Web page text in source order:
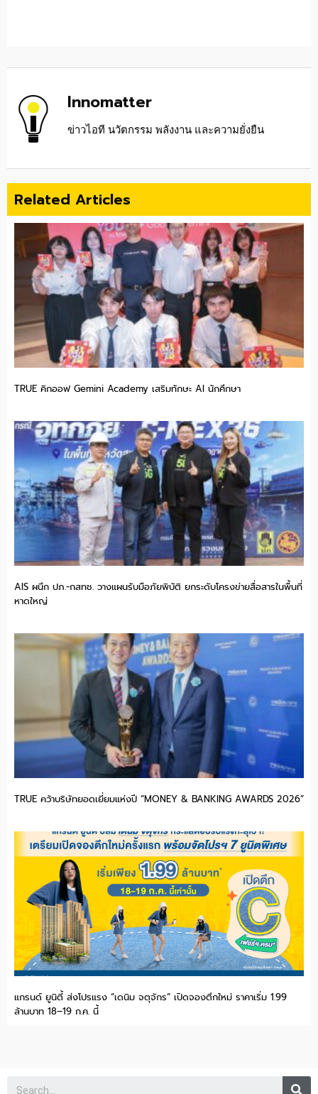
Innomatter
ข่าวไอที นวัตกรรม พลังงาน และความยั่งยืน
Related Articles
TRUE คิกออฟ Gemini Academy เสริมทักษะ AI นักศึกษา
AIS ผนึก ปภ.-กสทช. วางแผนรับมือภัยพิบัติ ยกระดับโครงข่ายสื่อสารในพื้นที่
หาดใหญ่
TRUE คว้าบริษัทยอดเยี่ยมแห่งปี “MONEY & BANKING AWARDS 2026”
แกรนด์ ยูนิตี้ ส่งโปรแรง “เดนิม จตุจักร” เปิดจองตึกใหม่ ราคาเริ่ม 1.99
ล้านบาท 18–19 ก.ค. นี้